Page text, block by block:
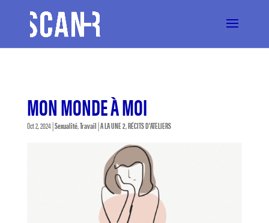
MON MONDE À MOI
Oct 2, 2024|Sexualité,Travail|A LA UNE 2,RÉCITS D'ATELIERS